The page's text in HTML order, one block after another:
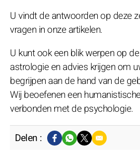
U vindt de antwoorden op deze
vragen in onze artikelen.
U kunt ook een blik werpen op
astrologie en advies krijgen om
begrijpen aan de hand van de
Wij beoefenen een
verbonden met de psychologie.
Delen :